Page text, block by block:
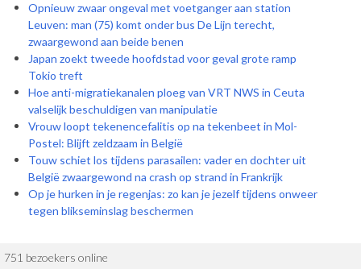
Opnieuw zwaar ongeval met voetganger aan station
Leuven: man (75) komt onder bus De Lijn terecht,
zwaargewond aan beide benen
Japan zoekt tweede hoofdstad voor geval grote ramp
Tokio treft
Hoe anti-migratiekanalen ploeg van VRT NWS in Ceuta
valselijk beschuldigen van manipulatie
Vrouw loopt tekenencefalitis op na tekenbeet in Mol-
Postel: Blijft zeldzaam in België
Touw schiet los tijdens parasailen: vader en dochter uit
België zwaargewond na crash op strand in Frankrijk
Op je hurken in je regenjas: zo kan je jezelf tijdens onweer
tegen blikseminslag beschermen
751 bezoekers online